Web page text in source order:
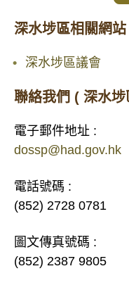
深水埗區相關網站
深水埗區議會
聯絡我們 ( 深水埗
電子郵件地址 :
dossp@had.gov.hk
電話號碼 :
(852) 2728 0781
圖文傳真號碼 :
(852) 2387 9805